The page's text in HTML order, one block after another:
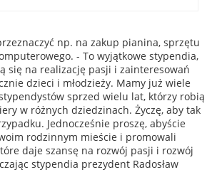
np. na zakup pianina, sprzętu
- To wyjątkowe stypendia,
się na realizację pasji i zainteresowań
dzieci i młodzieży. Mamy już wiele
sprzed wielu lat, którzy robią
w różnych dziedzinach. Życzę, aby tak
Jednocześnie proszę, abyście
rodzinnym mieście i promowali
daje szansę na rozwój pasji i rozwój
stypendia prezydent Radosław